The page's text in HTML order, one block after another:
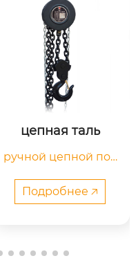
электрическая ле
электрическая лебе
ая для спасения на
бездорожье, оснащ
водным дистанцион
Подробнее 🡥